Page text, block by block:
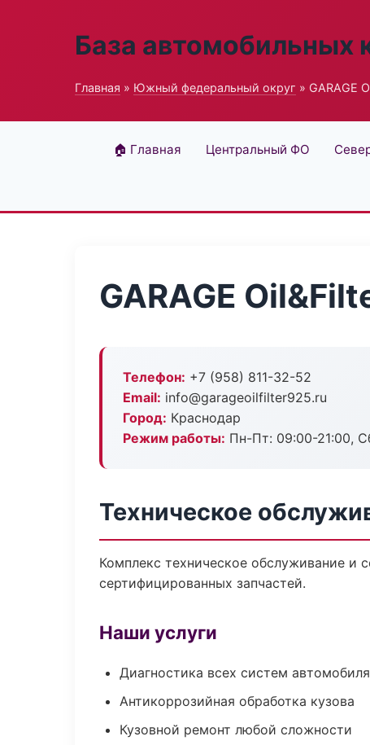
База автомобильных
Главная » Южный федеральный округ » GARAGE
🏠 Главная Центральный ФО
GARAGE
Телефон: +7 (958) 811-32-52
Email: info@garageoilfilter925.ru
Город: Краснодар
Режим работы: Пн-Пт: 09:00-21:00,
Техническое
Комплекс техническое обслуживание и
сертифицированных запчастей.
Наши услуги
Диагностика всех систем автомобиля
Антикоррозийная обработка кузова
Кузовной ремонт любой сложности